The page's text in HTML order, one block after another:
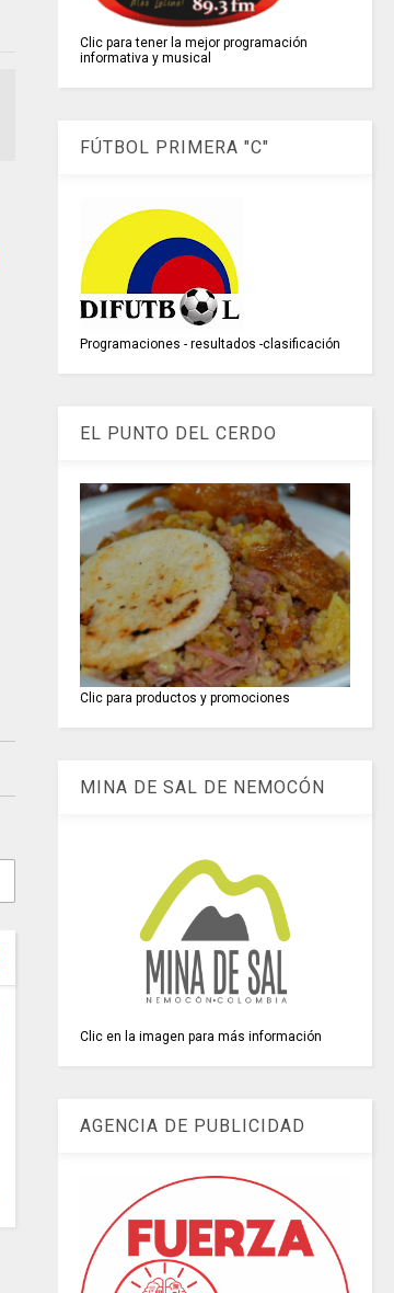
Clic para tener la mejor programación
informativa y musical
FÚTBOL PRIMERA "C"
Programaciones - resultados -clasificación
EL PUNTO DEL CERDO
Clic para productos y promociones
MINA DE SAL DE NEMOCÓN
Clic en la imagen para más información
AGENCIA DE PUBLICIDAD